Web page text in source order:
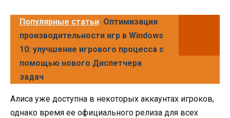
Популярные статьи Оптимизация
производительности игр в Windows
10: улучшение игрового процесса с
помощью нового Диспетчера
задач
Алиса уже доступна в некоторых аккаунтах игроков,
однако время ее официального релиза для всех